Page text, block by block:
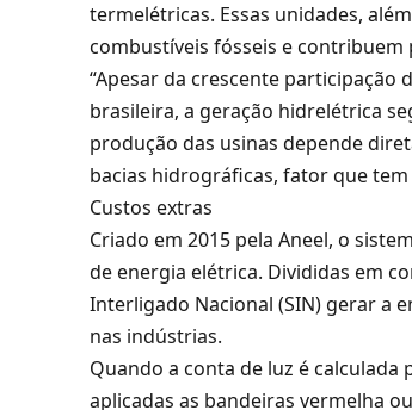
termelétricas. Essas unidades,
combustíveis fósseis e contribuem
“Apesar da crescente
brasileira, a geração hidrelétrica
produção das usinas depende
bacias hidrográficas, fator que
Custos extras
Criado em 2015 pela Aneel, o
de energia elétrica. Divididas em
Interligado Nacional (SIN) gerar a
nas indústrias.
Quando a conta de luz é
aplicadas as bandeiras vermelha